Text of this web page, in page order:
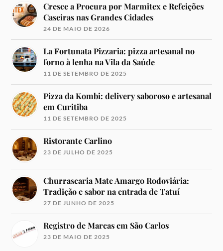
Cresce a Procura por Marmitex e Refeições
Caseiras nas Grandes Cidades
24 DE MAIO DE 2026
La Fortunata Pizzaria: pizza artesanal no
forno à lenha na Vila da Saúde
11 DE SETEMBRO DE 2025
Pizza da Kombi: delivery saboroso e artesanal
em Curitiba
11 DE SETEMBRO DE 2025
Ristorante Carlino
23 DE JULHO DE 2025
Churrascaria Mate Amargo Rodoviária:
Tradição e sabor na entrada de Tatuí
27 DE JUNHO DE 2025
Registro de Marcas em São Carlos
23 DE MAIO DE 2025